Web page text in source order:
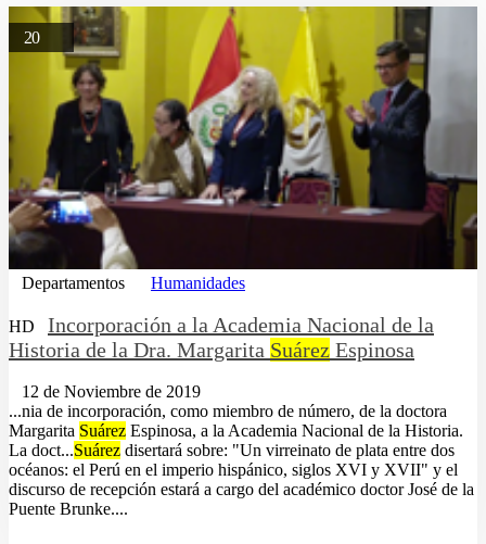
20
Departamentos Humanidades
HD
Incorporación a la Academia Nacional de la
Historia de la Dra. Margarita Suárez Espinosa
12 de Noviembre de 2019
...nia de incorporación, como miembro de número, de la doctora
Margarita Suárez Espinosa, a la Academia Nacional de la Historia.
La doct...Suárez disertará sobre: "Un virreinato de plata entre dos
océanos: el Perú en el imperio hispánico, siglos XVI y XVII" y el
discurso de recepción estará a cargo del académico doctor José de la
Puente Brunke....